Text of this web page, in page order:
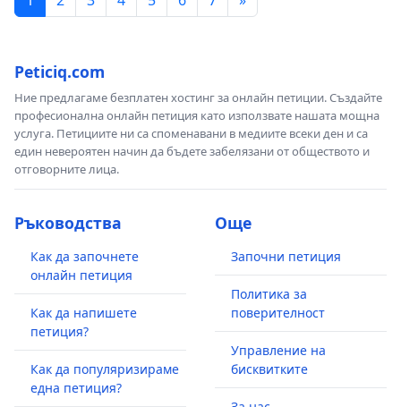
Peticiq.com
Ние предлагаме безплатен хостинг за онлайн петиции. Създайте
професионална онлайн петиция като използвате нашата мощна
услуга. Петициите ни са споменавани в медиите всеки ден и са
един невероятен начин да бъдете забелязани от обществото и
отговорните лица.
Ръководства
Как да започнете
онлайн петиция
Как да напишете
петиция?
Как да популяризираме
една петиция?
Още
Започни петиция
Политика за
поверителност
Управление на
бисквитките